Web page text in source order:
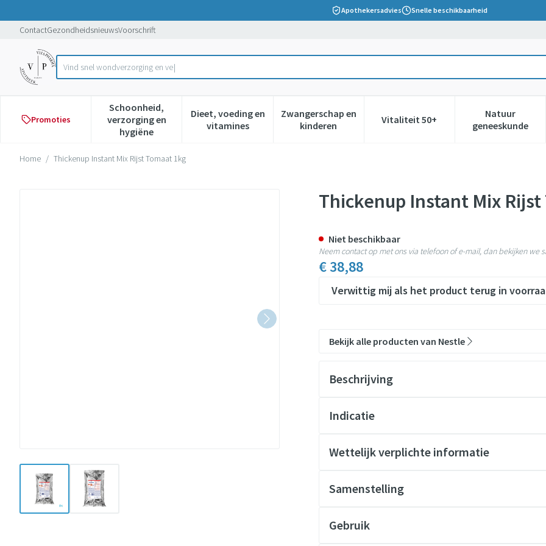
Apothekersadvies Snelle beschikbaarheid
ContactGezondheidsnieuwsVoorschrift
Product, merk, categorie...
Vind sn
Promoties
Schoonheid,
verzorging en
hygiëne
Toon submenu voor Schoonheid, verzorging en hygiëne categorie
Dieet, voeding en
vitaminesToon submenu voor Dieet, voeding en vitamines categorie
Zwangerschap en
kinderenToon submenu voor Zwangerschap en kinderen
Vitaliteit 50+Toon submenu voor Vitaliteit
Natuur
geneeskunde
Toon
Home / Thickenup Instant Mix Rijst Tomaat 1kg
View larger imageView larger image
Thickenup Instant Mix Rijst Tomaat 1kgThickenup Instant Mix Rijst
€ 38,88
Verwittig mij als het product terug in
Niet beschikbaar
Neem contact op met ons via telefoon of e-mail, dan bekijken we
Bekijk alle producten van Nestle
Beschrijving
Indicatie
Wettelijk verplichte informatie
Samenstelling
Gebruik